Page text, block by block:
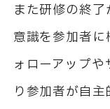
また研修の終
意識を参加者
ォローアップ
り参加者が自